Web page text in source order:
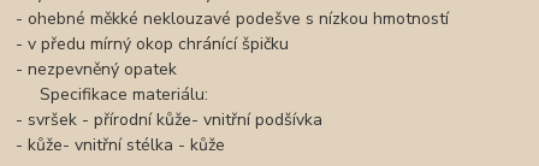
- ohebné měkké neklouzavé podešve s nízkou hmotností
- v předu mírný okop chránící špičku
- nezpevněný opatek
Specifikace materiálu:
- svršek - přírodní kůže- vnitřní podšívka
- kůže- vnitřní stélka - kůže